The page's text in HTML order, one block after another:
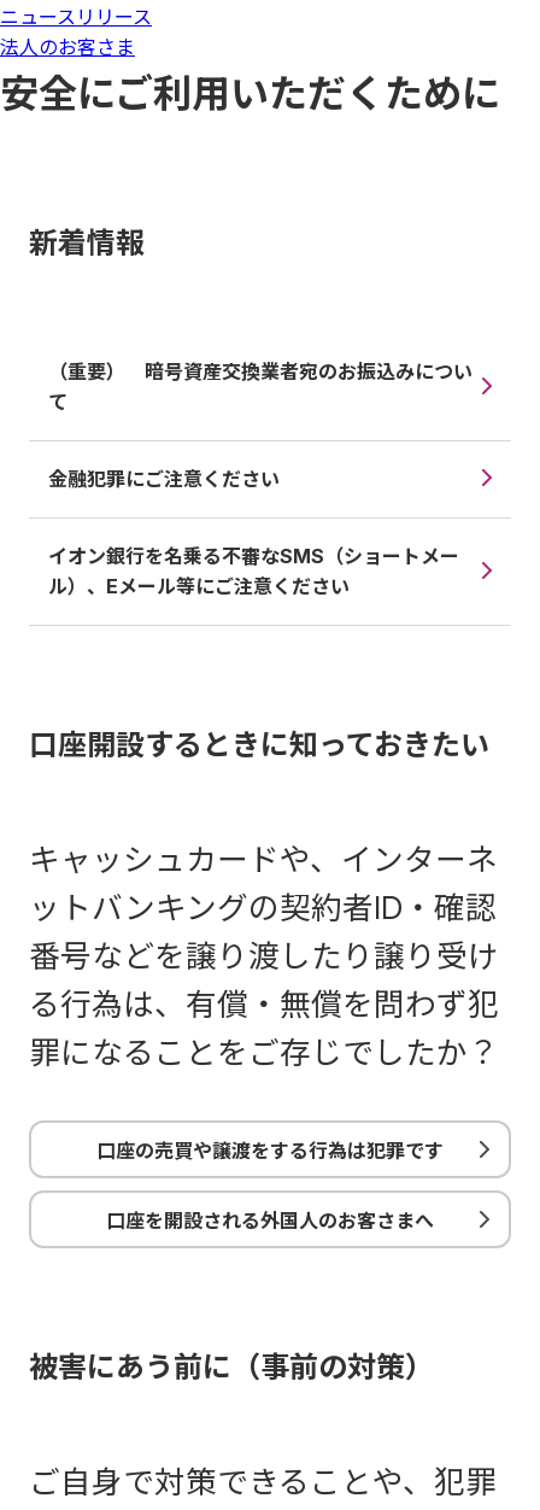
ニュースリリース
法人のお客さま
安全にご利用いただくために
新着情報
（重要） 暗号資産交換業者宛のお振込みについ
て
金融犯罪にご注意ください
イオン銀行を名乗る不審なSMS（ショートメー
ル）、Eメール等にご注意ください
口座開設するときに知っておきたい
キャッシュカードや、インターネ
ットバンキングの契約者ID・確認
番号などを譲り渡したり譲り受け
る行為は、有償・無償を問わず犯
罪になることをご存じでしたか？
口座の売買や譲渡をする行為は犯罪です
口座を開設される外国人のお客さまへ
被害にあう前に（事前の対策）
ご自身で対策できることや、犯罪